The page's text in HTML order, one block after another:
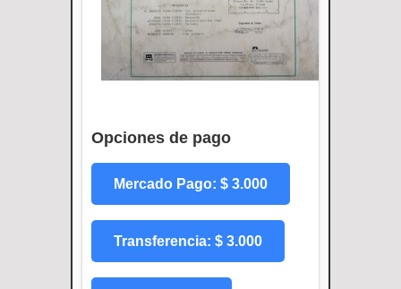
Opciones de pago
Mercado Pago: $ 3.000
Transferencia: $ 3.000